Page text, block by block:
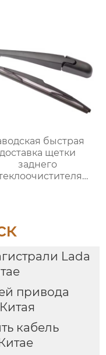
быстрая
доставка щетки
заднего
Lada
привода
кабель